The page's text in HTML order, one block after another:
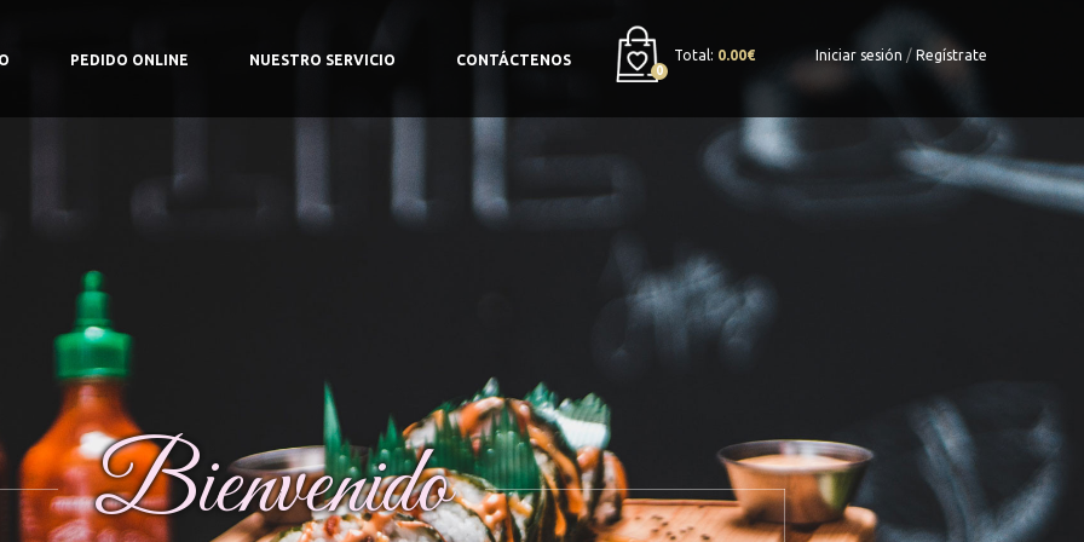
0
Total: 0.00€ Iniciar sesión / Regístrate
PEDIDO ONLINE NUESTRO SERVICIO CONTÁCTENOS
Bienvenido